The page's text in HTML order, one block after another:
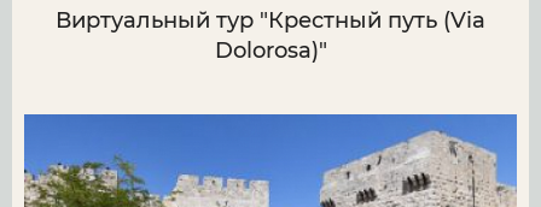
Виртуальный тур "Крестный путь (Via
Dolorosa)"